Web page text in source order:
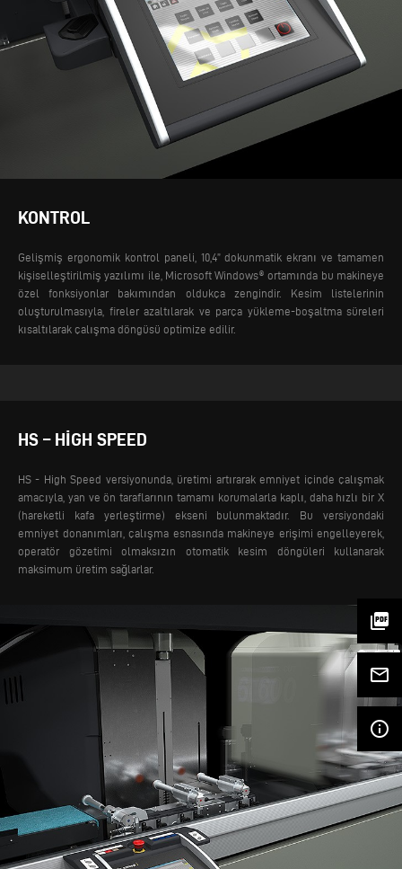
picture_as_pdf
mail_outline
info_outline
KONTROL
Gelişmiş ergonomik kontrol paneli, 10,4” dokunmatik ekranı ve tamamen
kişiselleştirilmiş yazılımı ile, Microsoft Windows® ortamında bu makineye
özel fonksiyonlar bakımından oldukça zengindir. Kesim listelerinin
oluşturulmasıyla, fireler azaltılarak ve parça yükleme-boşaltma süreleri
kısaltılarak çalışma döngüsü optimize edilir.
HS – HIGH SPEED
HS - High Speed versiyonunda, üretimi artırarak emniyet içinde çalışmak
amacıyla, yan ve ön taraflarının tamamı korumalarla kaplı, daha hızlı bir X
(hareketli kafa yerleştirme) ekseni bulunmaktadır. Bu versiyondaki
emniyet donanımları, çalışma esnasında makineye erişimi engelleyerek,
operatör gözetimi olmaksızın otomatik kesim döngüleri kullanarak
maksimum üretim sağlarlar.